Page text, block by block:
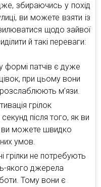
збираючись у похід
ви можете взяти із
щодо зайвої
й такі переваги:
формі патчів є дуже
при цьому вони
м’язи.
грілок
після того, як ви
ви можете швидко
умов.
грілки не потребують
якого джерела
Тому вони є